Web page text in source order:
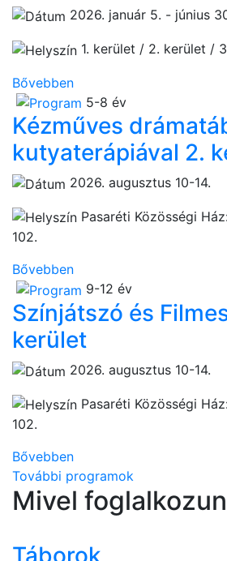
2026. január 5. - június
1. kerület / 2. kerület /
Bővebben
5-8 év
Kézműves
kutyaterápiával 2.
2026. augusztus 10-14.
Pasaréti Közösségi
102.
Bővebben
9-12 év
Színjátszó és
kerület
2026. augusztus 10-14.
Pasaréti Közösségi
102.
Bővebben
További programok
Mivel